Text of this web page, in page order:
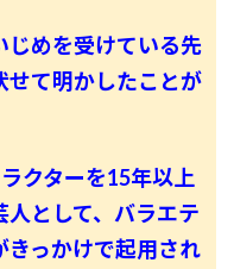
めを受けている先
せて明かしたことが
クターを15年以上
として、バラエテ
きっかけで起用され